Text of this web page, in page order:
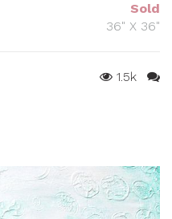
Sold
36" X 36"
1.5k